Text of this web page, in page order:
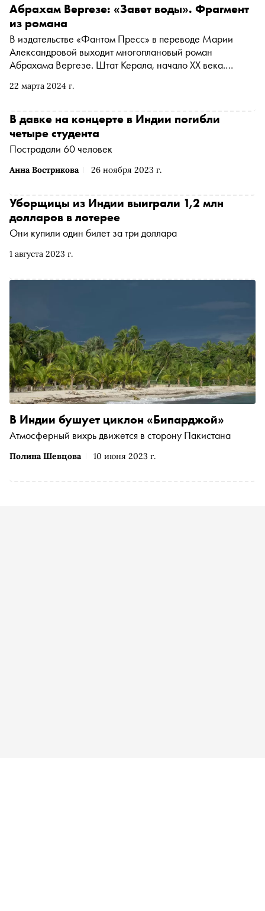
22 марта 2024 г.
Абрахам Вергезе: «Завет воды». Фрагмент
из романа
В издательстве «Фантом Пресс» в переводе Марии
Александровой выходит многоплановый роман
Абрахама Вергезе. Штат Керала, начало XX века.
значительно старше себя. Ей предстоит стать главой
поколения в поколение. Вергезе не только рассказывает
историю героев, он виртуозно ткет полотно истории
Индии и тех перемен, которые произошли со страной в
XX веке. «Сноб» публикует фрагмент из романа
Анна Вострикова 26 ноября 2023 г.
В давке на концерте в Индии погибли
четыре студента
Пострадали 60 человек
1 августа 2023 г.
Уборщицы из Индии выиграли 1,2 млн
долларов в лотерее
Они купили один билет за три доллара
Полина Шевцова 10 июня 2023 г.
В Индии бушует циклон «Бипарджой»
Атмосферный вихрь движется в сторону Пакистана